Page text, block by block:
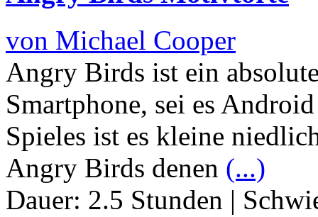
von Michael Cooper
Angry Birds ist ein
Smartphone, sei es
Spieles ist es kleine
Angry Birds denen (...)
Dauer: 2.5 Stunden |